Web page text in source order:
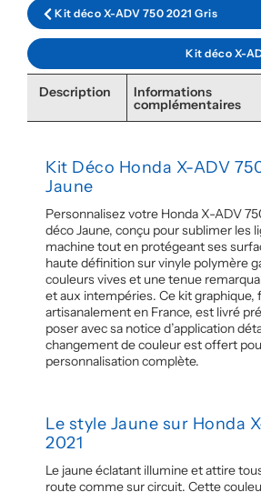
Kit déco X-ADV 750 2021 Gris
Kit déco X-
Description Informations
complémentaires
Kit Déco Honda X-ADV
Jaune
Personnalisez votre Honda X-ADV
déco Jaune, conçu pour sublimer les
machine tout en protégeant ses
haute définition sur vinyle polymère
couleurs vives et une tenue
et aux intempéries. Ce kit graphique,
artisanalement en France, est livré
poser avec sa notice d’application
changement de couleur est offert
personnalisation complète.
Le style Jaune sur Honda
2021
Le jaune éclatant illumine et attire
route comme sur circuit. Cette